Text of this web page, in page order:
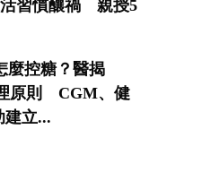
習慣釀禍 親授5
麼控糖？醫揭
原則 CGM、健
建立...